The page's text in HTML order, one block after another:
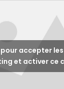
accepter
et activer ce